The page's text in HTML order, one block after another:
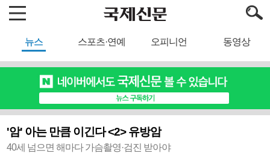
뉴스 스포츠·연예 오피니언 동영상
'암' 아는 만큼 이긴다 <2> 유방암
40세 넘으면 해마다 가슴촬영·검진 받아야